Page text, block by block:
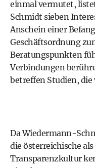
einmal vermutet,
Schmidt sieben
Anschein einer
Geschäftsordnung
Beratungspunkten
Verbindungen
betreffen Studien, die
Da Wiedermann-
die österreichische
Transparenzkultur